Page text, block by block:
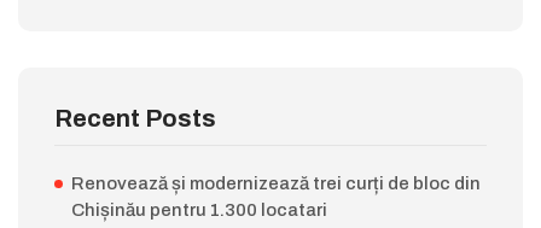
Recent Posts
Renovează și modernizează trei curți de bloc din
Chișinău pentru 1.300 locatari